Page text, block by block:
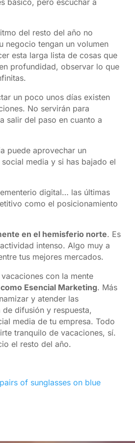
básico, pero escuchar a
del resto del año no
negocio tengan un volumen
esta larga lista de cosas que
profundidad, observar lo que
un poco unos días existen
No servirán para
salir del paso en cuanto a
puede aprovechar un
media y si has bajado el
digital… las últimas
como el posicionamiento
en el hemisferio norte. Es
intenso. Algo muy a
tus mejores mercados.
con la mente
Esencial Marketing. Más
y atender las
difusión y respuesta,
media de tu empresa. Todo
tranquilo de vacaciones, sí.
el resto del año.